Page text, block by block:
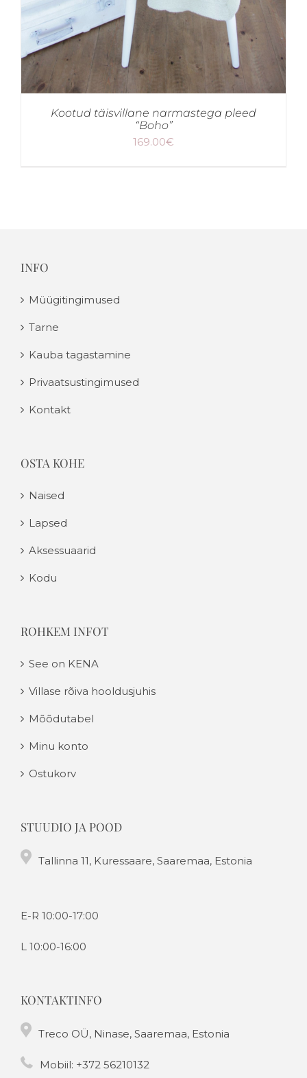
Kootud täisvillane narmastega pleed
“Boho”
169.00€
INFO
Müügitingimused
Tarne
Kauba tagastamine
Privaatsustingimused
Kontakt
OSTA KOHE
Naised
Lapsed
Aksessuaarid
Kodu
ROHKEM INFOT
See on KENA
Villase rõiva hooldusjuhis
Mõõdutabel
Minu konto
Ostukorv
STUUDIO JA POOD
Tallinna 11, Kuressaare, Saaremaa, Estonia
E-R 10:00-17:00
L 10:00-16:00
KONTAKTINFO
Treco OÜ, Ninase, Saaremaa, Estonia
Mobiil: +372 56210132